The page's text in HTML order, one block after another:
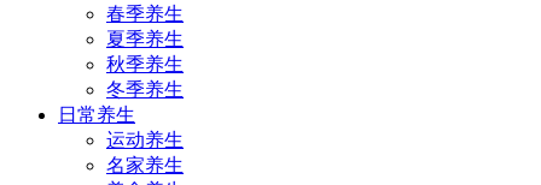
春季养生
夏季养生
秋季养生
冬季养生
日常养生
运动养生
名家养生